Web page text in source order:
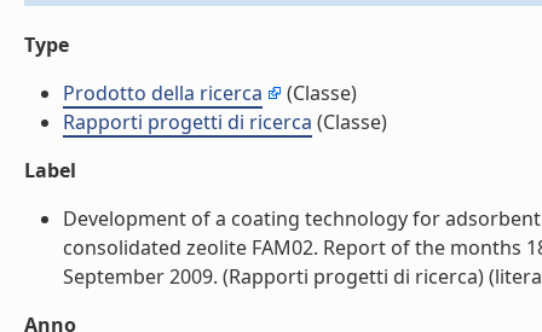
Type
Prodotto della ricerca
(Classe)
Rapporti progetti di ricerca (Classe)
Label
Development of a coating technology for
consolidated zeolite FAM02. Report of the months
September 2009. (Rapporti progetti di ricerca)
Anno